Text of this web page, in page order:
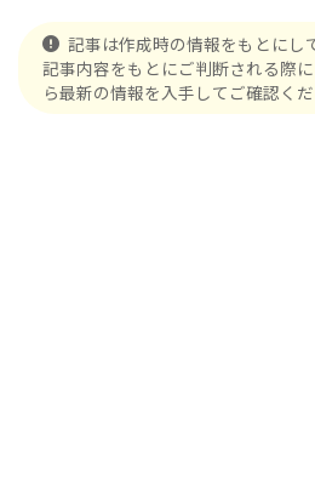
記事は作成時の情報をもとにし
記事内容をもとにご判断される際
ら最新の情報を入手してご確認くだ